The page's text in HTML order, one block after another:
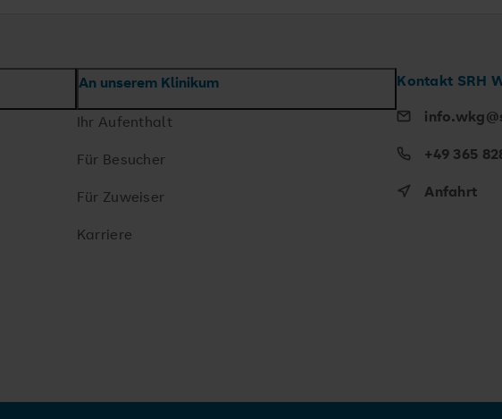
An unserem Klinikum
Ihr Aufenthalt
Für Besucher
Für Zuweiser
Karriere
Kontakt SRH
+49 365
Anfahrt